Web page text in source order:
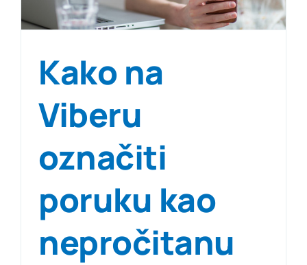
Kako na
Viberu
označiti
poruku kao
nepročitanu